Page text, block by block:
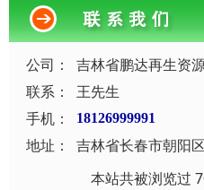
公司：
吉林省鹏达再生资
联系：
王先生
手机：
18126999991
地址：
吉林省长春市朝阳区
本站共被浏览过